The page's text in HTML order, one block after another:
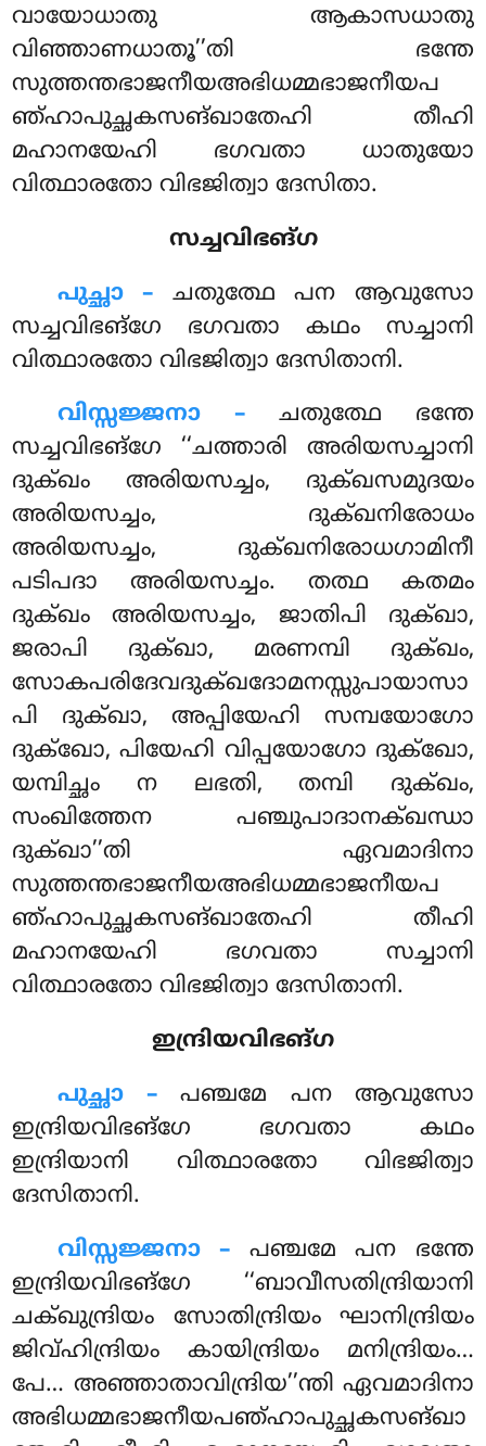
വായോധാതു ആകാസധാതു
വിഞ്ഞാണധാതൂ’’തി ഭന്തേ
സുത്തന്തഭാജനീയഅഭിധമ്മഭാജനീയപ
ഞ്ഹാപുച്ഛകസങ്ഖാതേഹി തീഹി
മഹാനയേഹി ഭഗവതാ ധാതുയോ
വിത്ഥാരതോ വിഭജിത്വാ ദേസിതാ.
സച്ചവിഭങ്ഗ
പുച്ഛാ – ചതുത്ഥേപന ആവുസോ
സച്ചവിഭങ്ഗേ ഭഗവതാ കഥം സച്ചാനി
വിത്ഥാരതോ വിഭജിത്വാ ദേസിതാനി.
വിസ്സജ്ജനാ –ചതുത്ഥേ ഭന്തേ
സച്ചവിഭങ്ഗേ ‘‘ചത്താരി അരിയസച്ചാനി
ദുക്ഖം അരിയസച്ചം, ദുക്ഖസമുദയം
അരിയസച്ചം, ദുക്ഖനിരോധം
അരിയസച്ചം, ദുക്ഖനിരോധഗാമിനീ
പടിപദാ അരിയസച്ചം. തത്ഥ കതമം
ദുക്ഖം അരിയസച്ചം, ജാതിപി ദുക്ഖാ,
ജരാപി ദുക്ഖാ, മരണമ്പി ദുക്ഖം,
സോകപരിദേവദുക്ഖദോമനസ്സുപായാസാ
പി ദുക്ഖാ, അപ്പിയേഹി സമ്പയോഗോ
ദുക്ഖോ, പിയേഹി വിപ്പയോഗോ ദുക്ഖോ,
യമ്പിച്ഛം ന ലഭതി, തമ്പി ദുക്ഖം,
സംഖിത്തേന പഞ്ചുപാദാനക്ഖന്ധാ
ദുക്ഖാ’’തി ഏവമാദിനാ
സുത്തന്തഭാജനീയഅഭിധമ്മഭാജനീയപ
ഞ്ഹാപുച്ഛകസങ്ഖാതേഹി തീഹി
മഹാനയേഹി ഭഗവതാ സച്ചാനി
വിത്ഥാരതോ വിഭജിത്വാ ദേസിതാനി.
ഇന്ദ്രിയവിഭങ്ഗ
പുച്ഛാ – പഞ്ചമേ പന ആവുസോ
ഇന്ദ്രിയവിഭങ്ഗേ ഭഗവതാ കഥം
ഇന്ദ്രിയാനി വിത്ഥാരതോ വിഭജിത്വാ
ദേസിതാനി.
വിസ്സജ്ജനാ – പഞ്ചമേ പന ഭന്തേ
ഇന്ദ്രിയവിഭങ്ഗേ ‘‘ബാവീസതിന്ദ്രിയാനി
ചക്ഖുന്ദ്രിയം സോതിന്ദ്രിയം ഘാനിന്ദ്രിയം
ജിവ്ഹിന്ദ്രിയം കായിന്ദ്രിയം മനിന്ദ്രിയം…
പേ… അഞ്ഞാതാവിന്ദ്രിയ’’ന്തി ഏവമാദിനാ
അഭിധമ്മഭാജനീയപഞ്ഹാപുച്ഛകസങ്ഖാ